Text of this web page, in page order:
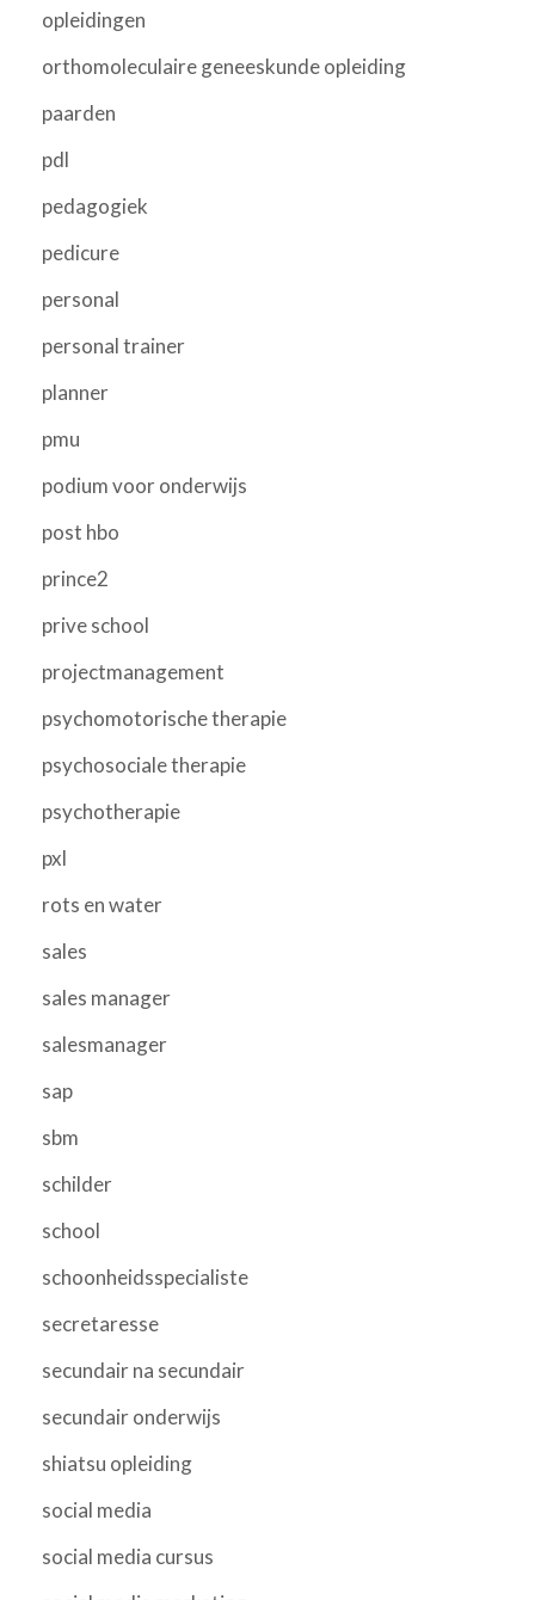
opleidingen
orthomoleculaire geneeskunde opleiding
paarden
pdl
pedagogiek
pedicure
personal
personal trainer
planner
pmu
podium voor onderwijs
post hbo
prince2
prive school
projectmanagement
psychomotorische therapie
psychosociale therapie
psychotherapie
pxl
rots en water
sales
sales manager
salesmanager
sap
sbm
schilder
school
schoonheidsspecialiste
secretaresse
secundair na secundair
secundair onderwijs
shiatsu opleiding
social media
social media cursus